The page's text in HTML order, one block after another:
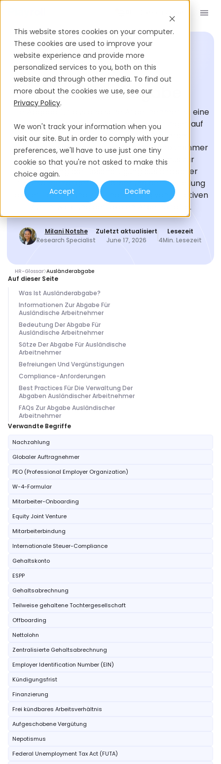
This website stores cookies on your computer.
These cookies are used to improve your
website experience and provide more
personalized services to you, both on this
website and through other media. To find out
more about the cookies we use, see our
Privacy Policy.
We won't track your information when you
visit our site. But in order to comply with your
preferences, we'll have to use just one tiny
cookie so that you're not asked to make this
choice again.
Accept
Decline
EINSTELLUNGS-GLOSSAR
Ausländerabgabe
Die Abgabe für ausländische Arbeitnehmer ist eine
obligatorische Abgabe, die von Regierungen auf
Unternehmen erhoben wird, die in ihrem
Zuständigkeitsbereich ausländische Arbeitnehmer
beschäftigen. Es dient als Mechanismus zur
Regulierung der Beschäftigung ausländischer
Staatsangehöriger, zur Förderung der Einstellung
lokaler Talente und zur Finanzierung von Initiativen
zur Entwicklung der lokalen Arbeitskräfte.
Milani Notshe
Research Specialist
Zuletzt aktualisiert
June 17, 2026
Lesezeit
4Min. Lesezeit
HR-Glossar Ausländerabgabe
Auf dieser Seite
Was Ist Ausländerabgabe?
Informationen Zur Abgabe Für
Ausländische Arbeitnehmer
Bedeutung Der Abgabe Für
Ausländische Arbeitnehmer
Sätze Der Abgabe Für Ausländische
Arbeitnehmer
Befreiungen Und Vergünstigungen
Compliance-Anforderungen
Best Practices Für Die Verwaltung Der
Abgaben Ausländischer Arbeitnehmer
FAQs Zur Abgabe Ausländischer
Arbeitnehmer
Verwandte Begriffe
Nachzahlung
Globaler Auftragnehmer
PEO (Professional Employer Organization)
W-4-Formular
Mitarbeiter-Onboarding
Equity Joint Venture
Mitarbeiterbindung
Internationale Steuer-Compliance
Gehaltskonto
ESPP
Gehaltsabrechnung
Teilweise gehaltene Tochtergesellschaft
Offboarding
Nettolohn
Zentralisierte Gehaltsabrechnung
Employer Identification Number (EIN)
Kündigungsfrist
Finanzierung
Frei kündbares Arbeitsverhältnis
Aufgeschobene Vergütung
Nepotismus
Federal Unemployment Tax Act (FUTA)